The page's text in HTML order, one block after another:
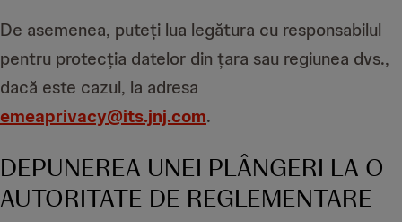
De asemenea, puteți lua legătura cu responsabilul
pentru protecția datelor din țara sau regiunea dvs.,
dacă este cazul, la adresa
emeaprivacy@its.jnj.com.
DEPUNEREA UNEI PLÂNGERI LA O
AUTORITATE DE REGLEMENTARE